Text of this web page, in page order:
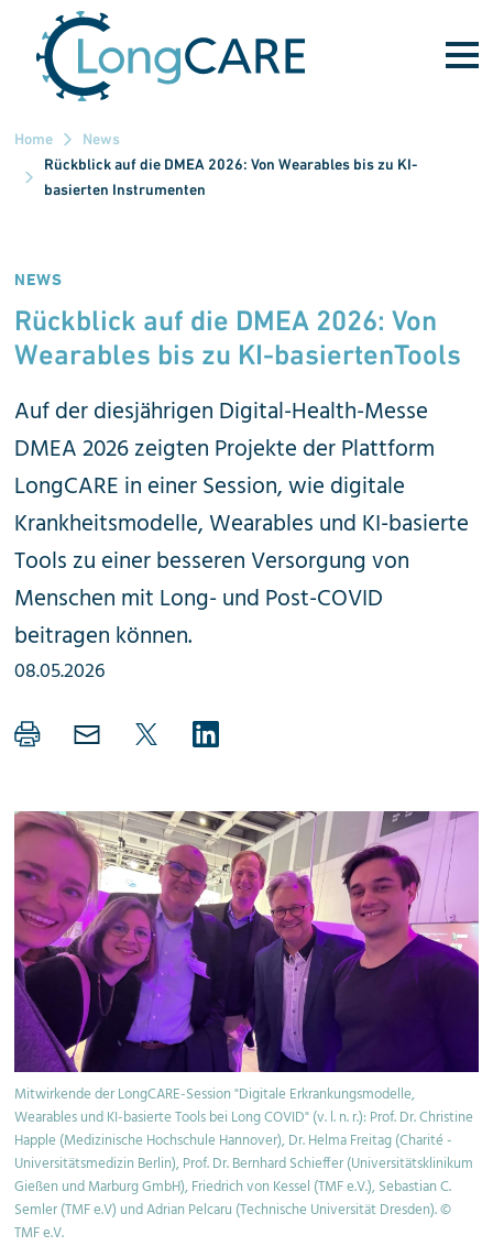
Direkt zum Inhalt
Home
News
Rückblick auf die DMEA 2026: Von Wearables bis zu KI-
basierten Instrumenten
NEWS
Rückblick auf die DMEA 2026: Von
Wearables bis zu KI-basiertenTools
Auf der diesjährigen Digital-Health-Messe
DMEA 2026 zeigten Projekte der Plattform
LongCARE in einer Session, wie digitale
Krankheitsmodelle, Wearables und KI-basierte
Tools zu einer besseren Versorgung von
Menschen mit Long- und Post-COVID
beitragen können.
08.05.2026
Mitwirkende der LongCARE-Session "Digitale Erkrankungsmodelle,
Wearables und KI-basierte Tools bei Long COVID" (v. l. n. r.): Prof. Dr. Christine
Happle (Medizinische Hochschule Hannover), Dr. Helma Freitag (Charité -
Universitätsmedizin Berlin), Prof. Dr. Bernhard Schieffer (Universitätsklinikum
Gießen und Marburg GmbH), Friedrich von Kessel (TMF e.V.), Sebastian C.
Semler (TMF e.V) und Adrian Pelcaru (Technische Universität Dresden). ©
TMF e.V.